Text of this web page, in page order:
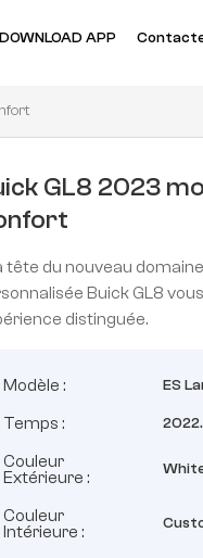
DOWNLOAD APP
GL8 2023
tête du nouveau
Buick GL8
distinguée.
Modèle : ES
Temps :
Couleur
Extérieure :
Couleur
Intérieure :